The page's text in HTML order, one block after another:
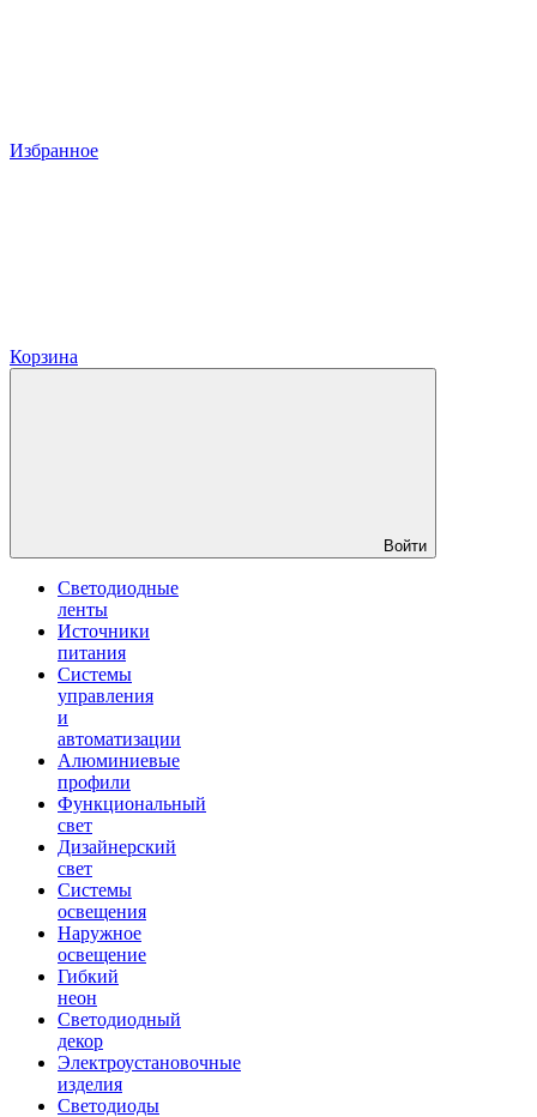
Избранное
Корзина
Войти
Светодиодные
ленты
Источники
питания
Системы
управления
и
автоматизации
Алюминиевые
профили
Функциональный
свет
Дизайнерский
свет
Системы
освещения
Наружное
освещение
Гибкий
неон
Светодиодный
декор
Электроустановочные
изделия
Светодиоды